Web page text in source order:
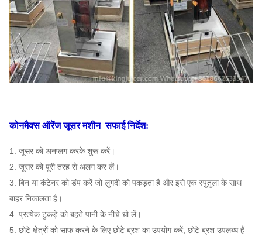
कोनमैक्स ऑरेंज जूसर मशीन सफाई निर्देश:
1. जूसर को अनप्लग करके शुरू करें।
2. जूसर को पूरी तरह से अलग कर लें।
3. बिन या कंटेनर को डंप करें जो लुगदी को पकड़ता है और इसे एक स्पुतुला के साथ
बाहर निकालता है।
4. प्रत्येक टुकड़े को बहते पानी के नीचे धो लें।
5. छोटे क्षेत्रों को साफ करने के लिए छोटे ब्रश का उपयोग करें, छोटे ब्रश उपलब्ध हैं